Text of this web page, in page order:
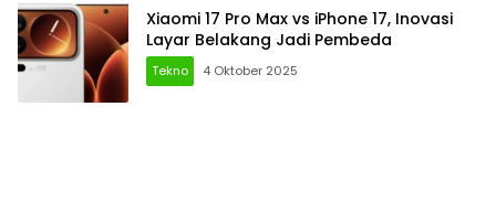
Xiaomi 17 Pro Max vs iPhone 17, Inovasi
Layar Belakang Jadi Pembeda
Tekno 4 Oktober 2025